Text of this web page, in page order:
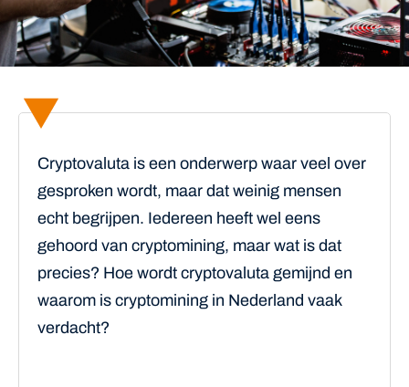
Cryptovaluta is een onderwerp waar veel over
gesproken wordt, maar dat weinig mensen
echt begrijpen. Iedereen heeft wel eens
gehoord van cryptomining, maar wat is dat
precies? Hoe wordt cryptovaluta gemijnd en
waarom is cryptomining in Nederland vaak
verdacht?